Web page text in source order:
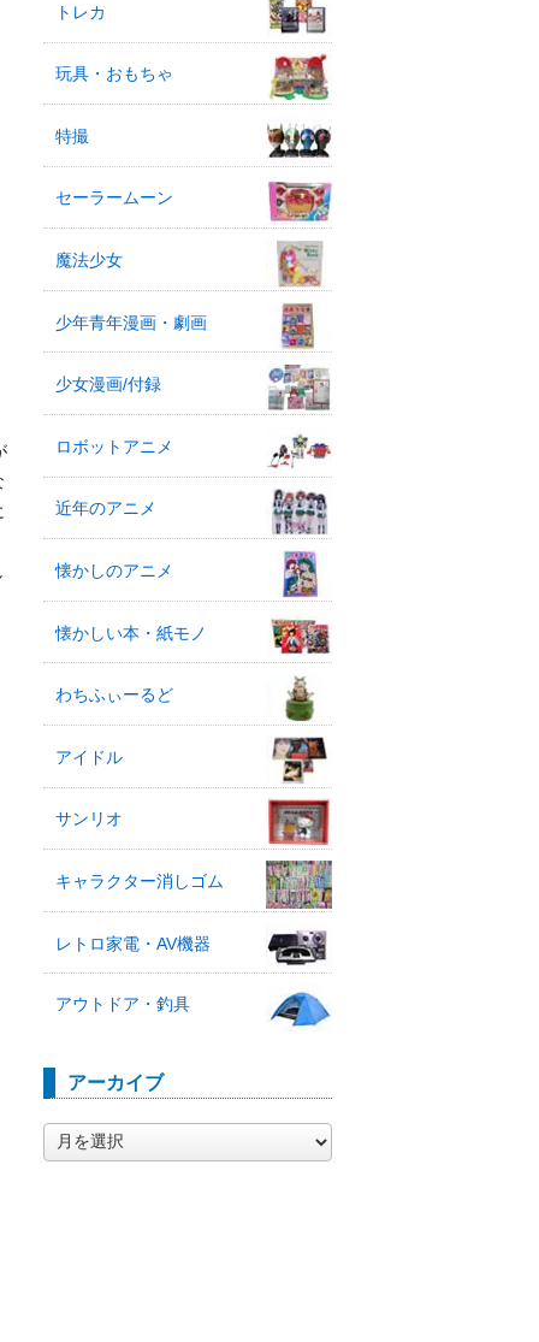
トレカ
玩具・おもちゃ
特撮
セーラームーン
魔法少女
少年青年漫画・劇画
少女漫画/付録
ロボットアニメ
近年のアニメ
懐かしのアニメ
懐かしい本・紙モノ
わちふぃーるど
アイドル
サンリオ
キャラクター消しゴム
レトロ家電・AV機器
アウトドア・釣具
アーカイブ
ー